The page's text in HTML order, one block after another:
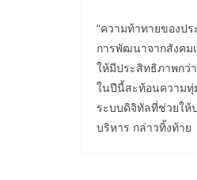
“ความท้าทายของป
การพัฒนาจากสังคม
ให้มีประสิทธิภาพกว่
ในปีนี้สะท้อนความทุ่
ระบบดิจิทัลที่ช่วยให้
บริหาร กล่าวทิ้งท้าย